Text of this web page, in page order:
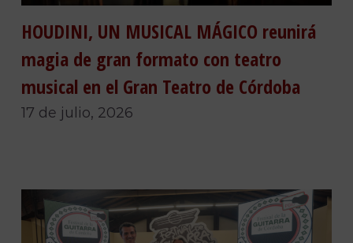
HOUDINI, UN MUSICAL MÁGICO reunirá
magia de gran formato con teatro
musical en el Gran Teatro de Córdoba
17 de julio, 2026